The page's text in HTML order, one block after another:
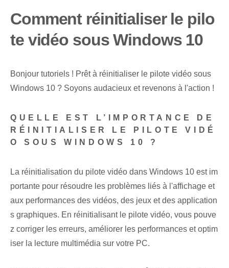
Comment réinitialiser le pilo
te vidéo sous Windows 10
Bonjour⁤ tutoriels ! Prêt à réinitialiser le pilote vidéo sous
Windows 10 ? Soyons audacieux et revenons à l'action !
QUELLE EST L’IMPORTANCE DE
RÉINITIALISER LE PILOTE VIDÉ
O SOUS WINDOWS 10 ?
La réinitialisation du pilote vidéo dans Windows 10 est im
portante pour résoudre les problèmes liés à l'affichage et
aux performances des vidéos, des jeux et des application
s graphiques. En réinitialisant le pilote vidéo, vous pouve
z corriger les erreurs, améliorer les performances et optim
iser la lecture multimédia sur votre PC.